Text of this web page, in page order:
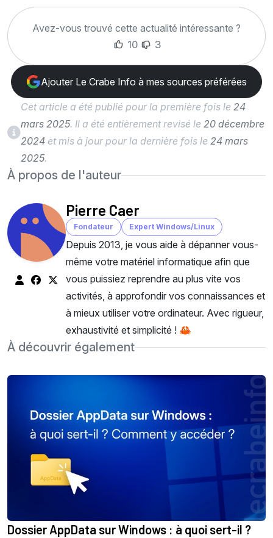
Avez-vous trouvé cette actualité intéressante ?
10
3
Ajouter Le Crabe Info à mes sources préférées
Cet article a été publié pour la première fois le 24
mars 2025. Il a été entièrement revisé le 20 décembre
2024 et mis à jour pour la dernière fois le 24 mars
2025.
À propos de l'auteur
Pierre Caer
Fondateur Expert Windows/Linux
Depuis 2013, je vous aide à dépanner vous-
même votre matériel informatique afin que
vous puissiez reprendre au plus vite vos
activités, à approfondir vos connaissances et
à mieux utiliser votre ordinateur. Avec rigueur,
exhaustivité et simplicité ! 🦀
À découvrir également
Dossier AppData sur Windows : à quoi sert-il ?